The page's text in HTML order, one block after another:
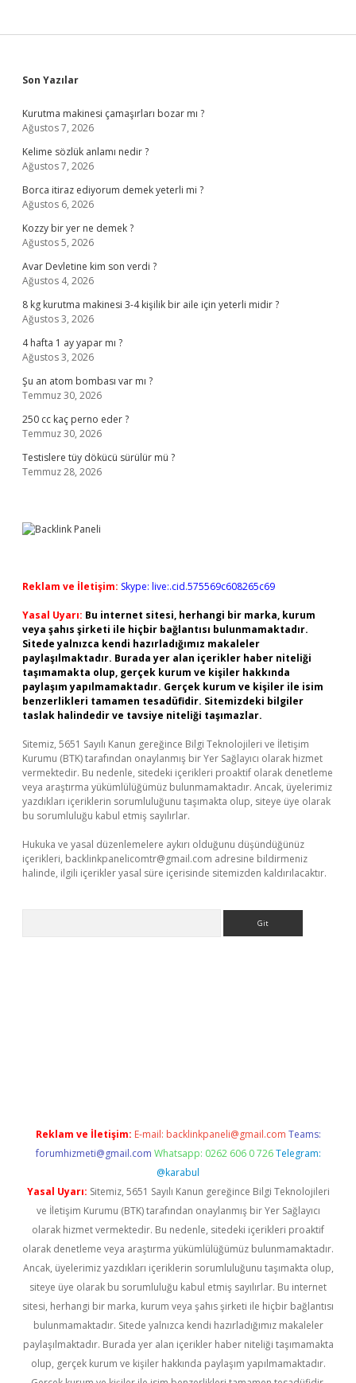
Sidebar
Son Yazılar
Kurutma makinesi çamaşırları bozar mı ?
Ağustos 7, 2026
Kelime sözlük anlamı nedir ?
Ağustos 7, 2026
Borca itiraz ediyorum demek yeterli mi ?
Ağustos 6, 2026
Kozzy bir yer ne demek ?
Ağustos 5, 2026
Avar Devletine kim son verdi ?
Ağustos 4, 2026
8 kg kurutma makinesi 3-4 kişilik bir aile için yeterli midir ?
Ağustos 3, 2026
4 hafta 1 ay yapar mı ?
Ağustos 3, 2026
Şu an atom bombası var mı ?
Temmuz 30, 2026
250 cc kaç perno eder ?
Temmuz 30, 2026
Testislere tüy dökücü sürülür mü ?
Temmuz 28, 2026
Reklam ve İletişim: Skype: live:.cid.575569c608265c69
Yasal Uyarı: Bu internet sitesi, herhangi bir marka, kurum
veya şahıs şirketi ile hiçbir bağlantısı bulunmamaktadır.
Sitede yalnızca kendi hazırladığımız makaleler
paylaşılmaktadır. Burada yer alan içerikler haber niteliği
taşımamakta olup, gerçek kurum ve kişiler hakkında
paylaşım yapılmamaktadır. Gerçek kurum ve kişiler ile isim
benzerlikleri tamamen tesadüfidir. Sitemizdeki bilgiler
taslak halindedir ve tavsiye niteliği taşımazlar.
Sitemiz, 5651 Sayılı Kanun gereğince Bilgi Teknolojileri ve İletişim
Kurumu (BTK) tarafından onaylanmış bir Yer Sağlayıcı olarak hizmet
vermektedir. Bu nedenle, sitedeki içerikleri proaktif olarak denetleme
veya araştırma yükümlülüğümüz bulunmamaktadır. Ancak, üyelerimiz
yazdıkları içeriklerin sorumluluğunu taşımakta olup, siteye üye olarak
bu sorumluluğu kabul etmiş sayılırlar.
Hukuka ve yasal düzenlemelere aykırı olduğunu düşündüğünüz
içerikleri, backlinkpanelicomtr@gmail.com adresine bildirmeniz
halinde, ilgili içerikler yasal süre içerisinde sitemizden kaldırılacaktır.
Reklam ve İletişim: E-mail: backlinkpaneli@gmail.com Teams:
forumhizmeti@gmail.com Whatsapp: 0262 606 0 726 Telegram:
@karabul
Yasal Uyarı: Sitemiz, 5651 Sayılı Kanun gereğince Bilgi Teknolojileri
ve İletişim Kurumu (BTK) tarafından onaylanmış bir Yer Sağlayıcı
olarak hizmet vermektedir. Bu nedenle, sitedeki içerikleri proaktif
olarak denetleme veya araştırma yükümlülüğümüz bulunmamaktadır.
Ancak, üyelerimiz yazdıkları içeriklerin sorumluluğunu taşımakta olup,
siteye üye olarak bu sorumluluğu kabul etmiş sayılırlar. Bu internet
sitesi, herhangi bir marka, kurum veya şahıs şirketi ile hiçbir bağlantısı
bulunmamaktadır. Sitede yalnızca kendi hazırladığımız makaleler
paylaşılmaktadır. Burada yer alan içerikler haber niteliği taşımamakta
olup, gerçek kurum ve kişiler hakkında paylaşım yapılmamaktadır.